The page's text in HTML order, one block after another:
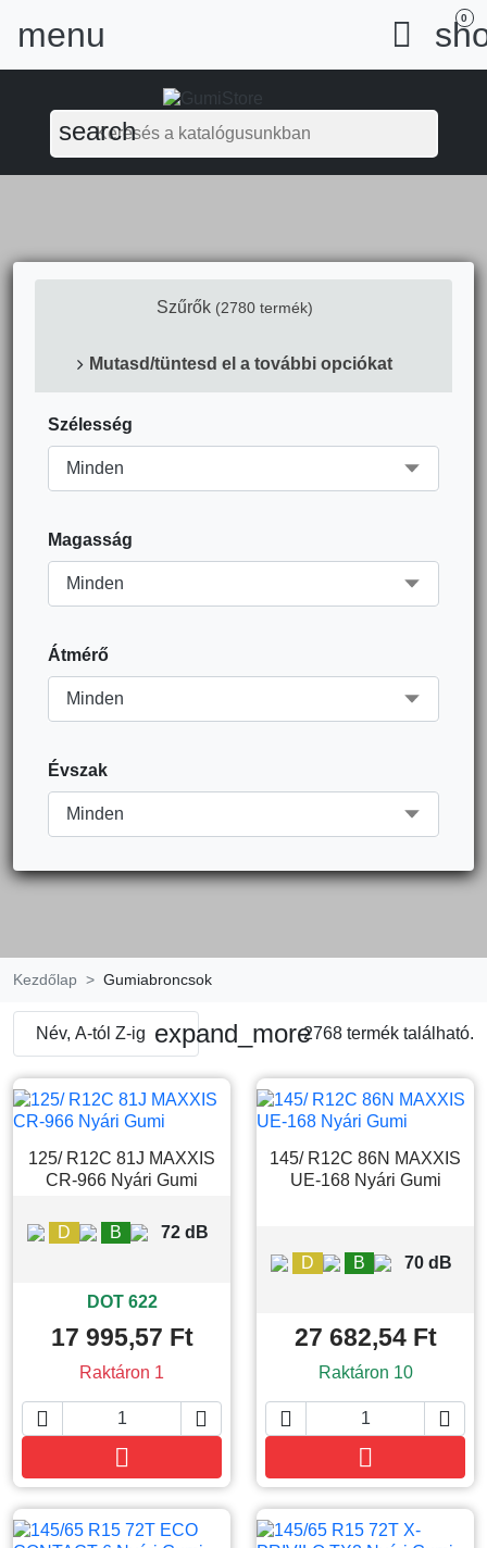
menu  0
search
Szűrők (2780 termék)
Mutasd/tüntesd el a további opciókat
Szélesség
Magasság
Átmérő
Évszak
Kezdőlap Gumiabroncsok
Név, A-tól Z-ig expand_more2768 termék található.
125/ R12C 81J MAXXIS
CR-966 Nyári Gumi
D B 72 dB
DOT 622
17 995,57 Ft
Raktáron 1
 

145/ R12C 86N MAXXIS
UE-168 Nyári Gumi
D B 70 dB
27 682,54 Ft
Raktáron 10
 
